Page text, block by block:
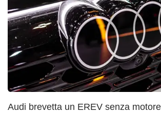
Audi brevetta un EREV senza